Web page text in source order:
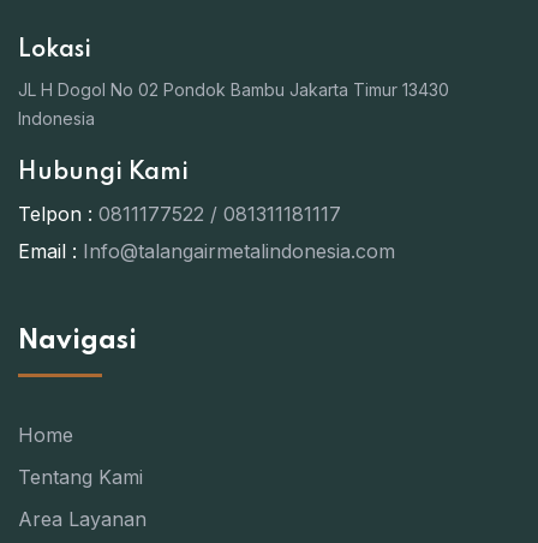
Lokasi
JL H Dogol No 02 Pondok Bambu Jakarta Timur 13430
Indonesia
Hubungi Kami
Telpon : 0811177522 / 081311181117
Email : Info@talangairmetalindonesia.com
Navigasi
Home
Tentang Kami
Area Layanan